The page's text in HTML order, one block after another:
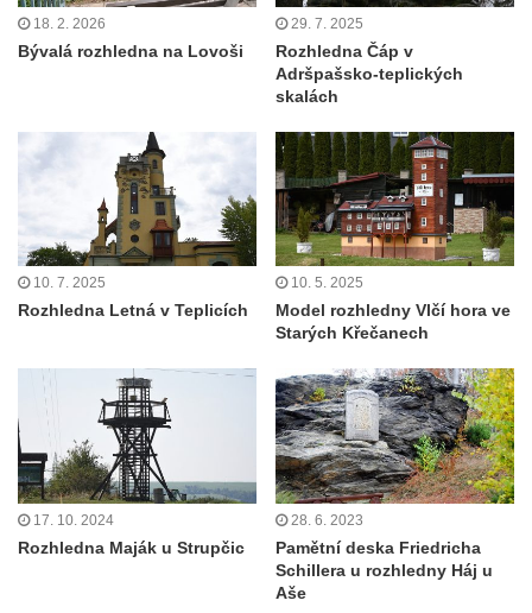
18. 2. 2026
Bývalá rozhledna na Lovoši
29. 7. 2025
Rozhledna Čáp v
Adršpašsko-teplických
skalách
10. 7. 2025
Rozhledna Letná v Teplicích
10. 5. 2025
Model rozhledny Vlčí hora ve
Starých Křečanech
17. 10. 2024
Rozhledna Maják u Strupčic
28. 6. 2023
Pamětní deska Friedricha
Schillera u rozhledny Háj u
Aše